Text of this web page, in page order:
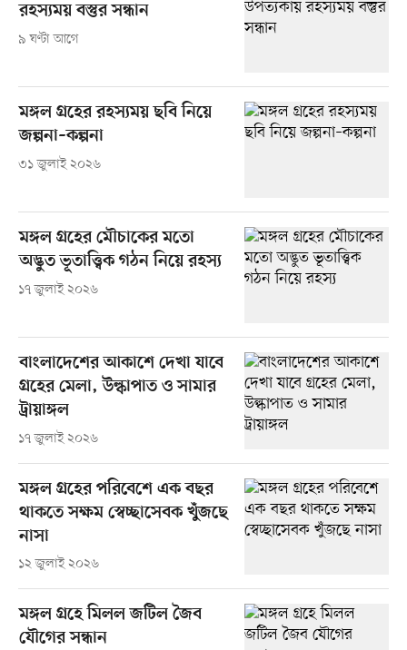
রহস্যময় বস্তুর সন্ধান
৯ ঘণ্টা আগে
মঙ্গল গ্রহের রহস্যময় ছবি নিয়ে
জল্পনা–কল্পনা
৩১ জুলাই ২০২৬
মঙ্গল গ্রহের মৌচাকের মতো
অদ্ভুত ভূতাত্ত্বিক গঠন নিয়ে রহস্য
১৭ জুলাই ২০২৬
বাংলাদেশের আকাশে দেখা যাবে
গ্রহের মেলা, উল্কাপাত ও সামার
ট্রায়াঙ্গল
১৭ জুলাই ২০২৬
মঙ্গল গ্রহের পরিবেশে এক বছর
থাকতে সক্ষম স্বেচ্ছাসেবক খুঁজছে
নাসা
১২ জুলাই ২০২৬
মঙ্গল গ্রহে মিলল জটিল জৈব
যৌগের সন্ধান